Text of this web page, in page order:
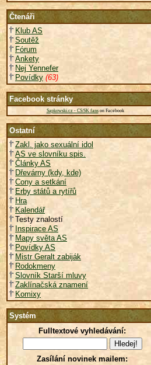
Čtenáři
Klub AS
Soutěž
Fórum
Ankety
Nej Yennefer
Povídky (63)
Facebook stránky
Sapkowski.cz - CS/SK fanson Facebook
Ostatní
Zakl. jako sexuální idol
AS ve slovníku spis.
Články AS
Dřevárny (kdy, kde)
Cony a setkání
Erby států a rytířů
Hra
Kalendář
Testy znalostí
Inspirace AS
Mapy světa AS
Povídky AS
Mistr Geralt zabiják
Rodokmeny
Slovník Starší mluvy
Zaklínačská znamení
Komixy
Systém
Fulltextové vyhledávání:
Zasílání novinek mailem: